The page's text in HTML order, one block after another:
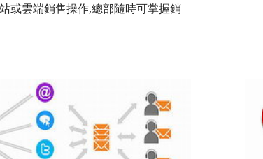
或雲端銷售操作,總部隨時可掌握銷